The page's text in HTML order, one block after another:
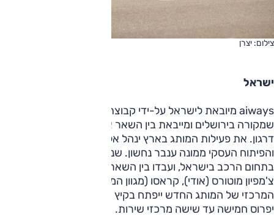
צילום: יצרן
ישראל
aiways מיובאת לישראל על-ידי קבוצת בליליוס הוותיקה
שמקורה בירושלים ומייבאת בין השאר את האוטובוסים של גולדן
דרגון. את פעילות המותג בארץ ינהל אלחנן יהב, ועל השיווק
והפיתוח העסקי ממונה ענבר נחשון. שניהם פועלים מזה שנים
בתחום הרכב בישראל, ועבדו בין השאר בכלמוביל (מרצדס),
צ'מפיון מוטורס (אודי), קראסו (מגוון המותגים). אולם התצוגה
המרכזי של המותג החדש ייפתח בקיץ הקרוב בהרצליה, והיבואן
יפרוס חמישה עד שישה מרכזי שירות.